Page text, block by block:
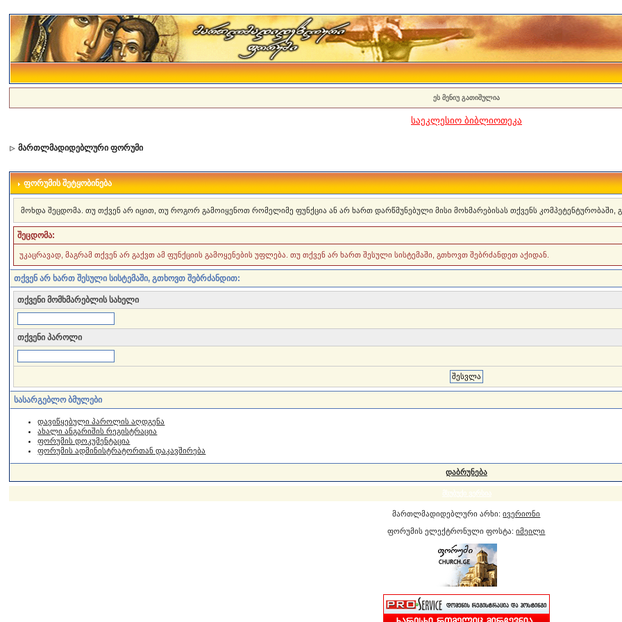
ეს მენიუ გათიშულია
საეკლესიო ბიბლიოთეკა
მართლმადიდებლური ფორუმი
ფორუმის შეტყობინება
მოხდა შეცდომა. თუ თქვენ არ იცით, თუ როგორ გამოიყენოთ რომელიმე ფუნქცია ან არ ხართ დარწმუნებული მისი მოხმარებისას თქვენს
შეცდომა:
უკაცრავად, მაგრამ თქვენ არ გაქვთ ამ ფუნქციის გამოყენების უფლება. თუ თქვენ არ ხართ შესული სისტემაში, გთხოვთ შებრძანდეთ აქიდან.
თქვენ არ ხართ შესული სისტემაში, გთხოვთ შებრძანდით:
თქვენი მომხმარებლის სახელი
თქვენი პაროლი
სასარგებლო ბმულები
დავიწყებული პაროლის აღდგენა
ახალი ანგარიშის რეგისტრაცია
ფორუმის დოკუმენტაცია
ფორუმის ადმინისტრატორთან დაკავშირება
დაბრუნება
მსუბუქი ვერსია
მართლმადიდებლური არხი:ივერიონი
ფორუმის ელექტრონული ფოსტა:იმეილი